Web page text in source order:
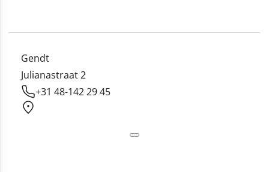
Gendt
Julianastraat 2
+31 48-142 29 45